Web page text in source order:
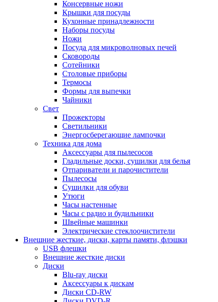
Консервные ножи
Крышки для посуды
Кухонные принадлежности
Наборы посуды
Ножи
Посуда для микроволновых печей
Сковороды
Сотейники
Столовые приборы
Термосы
Формы для выпечки
Чайники
Свет
Прожекторы
Светильники
Энергосберегающие лампочки
Техника для дома
Аксессуары для пылесосов
Гладильные доски, сушилки для белья
Отпариватели и парочистители
Пылесосы
Сушилки для обуви
Утюги
Часы настенные
Часы с радио и будильники
Швейные машинки
Электрические стеклоочистители
Внешние жесткие, диски, карты памяти, флэшки
USB флешки
Внешние жесткие диски
Диски
Blu-ray диски
Аксессуары к дискам
Диски CD-RW